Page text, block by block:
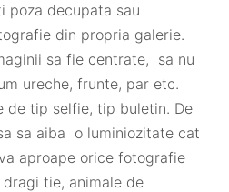
poza decupata sau
din propria galerie.
sa fie centrate, sa nu
ureche, frunte, par etc.
de tip selfie, tip buletin. De
sa aiba o luminiozitate cat
aproape orice fotografie
tie, animale de